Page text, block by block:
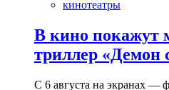
кинотеатры
В кино покажут
триллер «Демон
С 6 августа на экранах —